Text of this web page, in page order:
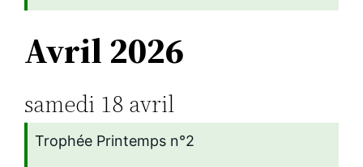
Avril 2026
samedi 18 avril
Trophée Printemps n°2